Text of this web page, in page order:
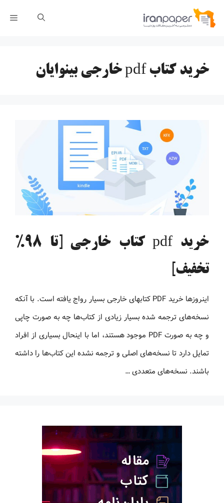
پرش
خرید کتاب pdf خارجی بینوایان
خرید pdf کتاب خارجی [تا 98%
تخفیف]
اینروزها خرید PDF کتاب‎های خارجی بسیار رواج یافته است. با آنکه
نسخه‌های ترجمه شده بسیار زیادی از کتاب‌ها چه به صورت چاپی
و چه به صورت PDF موجود هستند، اما با اینحال بسیاری از افراد
تمایل دارد تا نسخه‌های اصلی و ترجمه نشده این کتاب‌ها را داشته
باشند. نسخه‌های متعددی …